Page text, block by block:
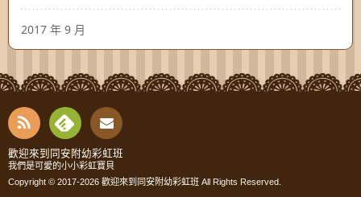
2017 年 9 月
RSS
Fee
dly
Cont
act
歡迎來到同安附幼彩虹班
我們是可愛的小小彩虹寶貝
Copyright © 2017-2026 歡迎來到同安附幼彩虹班 All Rights Reserved.